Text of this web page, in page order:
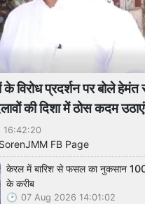
विरोध प्रदर्शन पर बोले हेमंत
की दिशा में ठोस कदम
16:42:20
FB Page
केरल में बारिश से फसल का नुकसान
के करीब
07 Aug 2026 14:01:02